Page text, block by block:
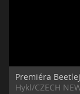
Premiéra
Hykl/CZECH